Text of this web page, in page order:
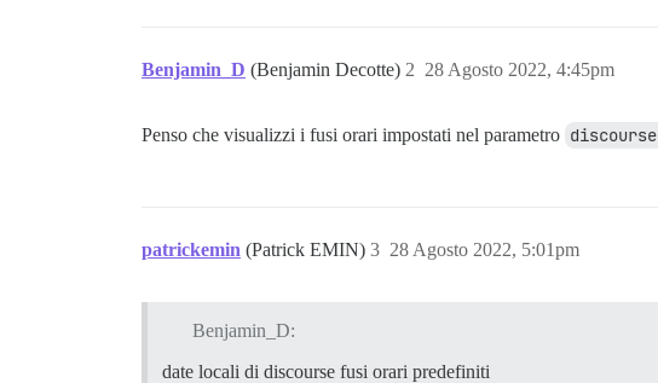
Benjamin_D (Benjamin Decotte) 28 Agosto 2022, 4:45pm
2
Penso che visualizzi i fusi orari impostati nel parametro
patrickemin (Patrick EMIN) 28 Agosto 2022, 5:01pm
3
Benjamin_D:
date locali di discourse fusi orari predefiniti